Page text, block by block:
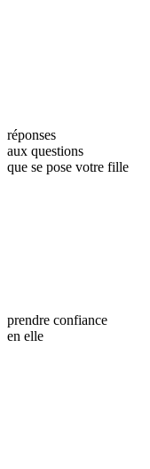
réponses
aux questions
que se pose votre fille
prendre confiance
en elle